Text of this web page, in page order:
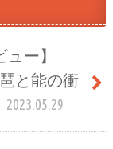
ー】
と能の衝
2023.05.29